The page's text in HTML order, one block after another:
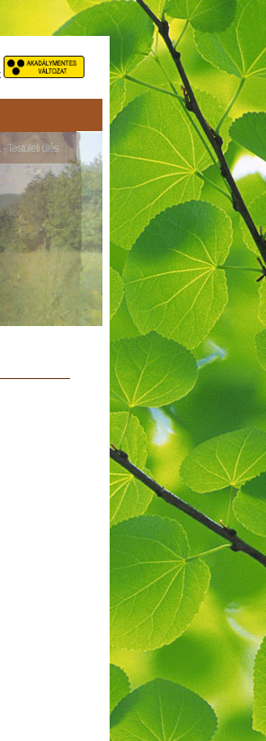
Testületi ülés